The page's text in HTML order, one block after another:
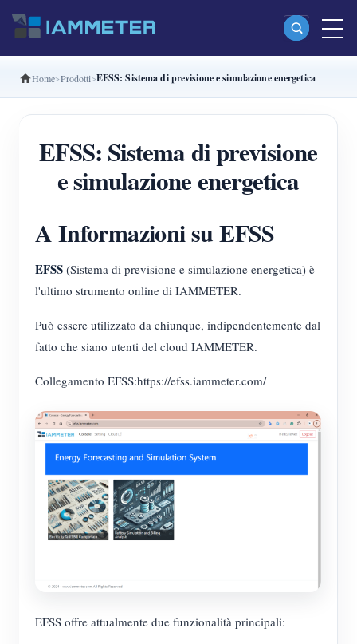
Prodotti
Misuratore di energia Wi-Fi split-phase (WEM2067)
Misuratore di energia Wi-Fi trifase (WEM3080T)
Misuratore di energia Wi-Fi trifase (WEM3050T)
Controller di potenza WiFi
Servizio self-hosting
Misuratore virtuale
Sistema di previsione e simulazione energetica
Applicazioni
Monitor energetico per sistema solare FV
Sistema di controllo del riscaldatore FV
Negozio
Guida rapida del prodotto
Documentazione
Community
Programma contributori
Soluzioni
Home Prodotti EFSS: Sistema di previsione e simulazione energetica
EFSS: Sistema di previsione
e simulazione energetica
A Informazioni su EFSS
EFSS (Sistema di previsione e simulazione energetica) è
l'ultimo strumento online di IAMMETER.
Può essere utilizzato da chiunque, indipendentemente dal
fatto che siano utenti del cloud IAMMETER.
Collegamento EFSS:https://efss.iammeter.com/
EFSS offre attualmente due funzionalità principali: